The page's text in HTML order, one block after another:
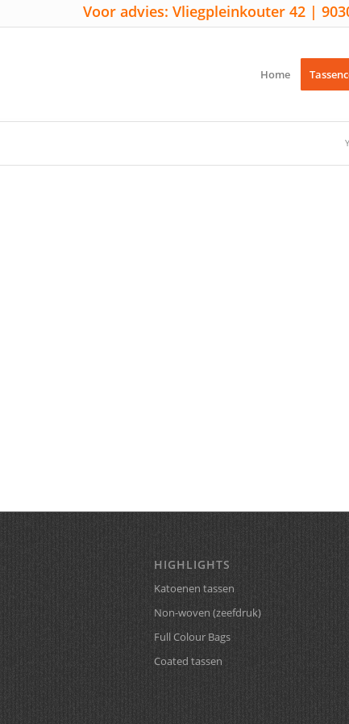
Voor advies: Vliegpleinkouter 42 |
Home
HIGHLIGHTS
Katoenen tassen
Non-woven (zeefdruk)
Full Colour Bags
Coated tassen